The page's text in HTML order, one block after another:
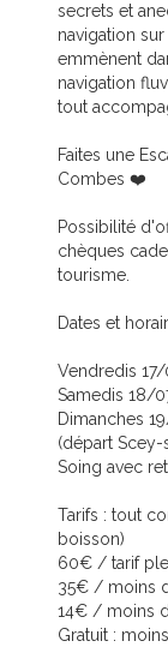
secrets et
navigation
emmènent
navigation
tout
Faites une
Combes ❤️
Possibilité
chèques
tourisme.
Dates et
Vendredis
Samedis 18/
Dimanches
(départ Scey-
Soing avec
Tarifs : tout
boisson)
60€ / tarif
35€ / moins
14€ / moins
Gratuit :